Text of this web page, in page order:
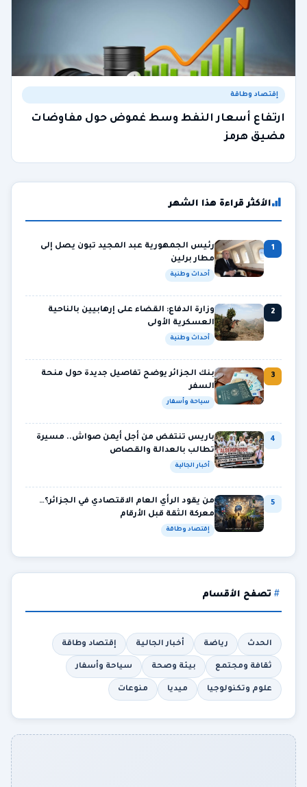
إقتصاد وطاقة
ارتفاع أسعار النفط وسط غموض حول مفاوضات
مضيق هرمز
الأكثر قراءة هذا الشهر
1
رئيس الجمهورية عبد المجيد تبون يصل إلى
مطار برلين
أحداث وطنية
2
وزارة الدفاع: القضاء على إرهابيين بالناحية
العسكرية الأولى
أحداث وطنية
3
بنك الجزائر يوضح تفاصيل جديدة حول منحة
السفر
سياحة وأسفار
4
باريس تنتفض من أجل أيمن صواش.. مسيرة
تطالب بالعدالة والقصاص
أخبار الجالية
5
من يقود الرأي العام الاقتصادي في الجزائر؟…
معركة الثقة قبل الأرقام
إقتصاد وطاقة
تصفح الأقسام
الحدث رياضة أخبار الجالية إقتصاد وطاقة
ثقافة ومجتمع بيئة وصحة سياحة وأسفار
علوم وتكنولوجيا ميديا منوعات